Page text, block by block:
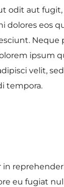
odit aut fugit,
dolores eos
Neque
ipsum
velit,
tempora.
in
eu fugiat